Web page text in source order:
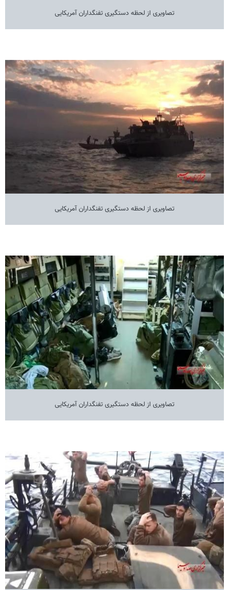
تصاویری از لحظه دستگیری تفنگداران آمریکایی
تصاویری از لحظه دستگیری تفنگداران آمریکایی
تصاویری از لحظه دستگیری تفنگداران آمریکایی